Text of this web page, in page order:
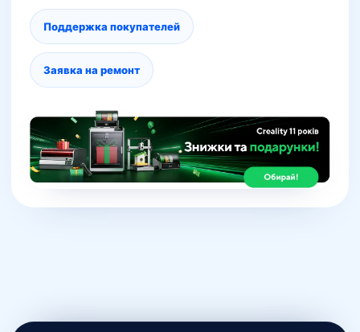
Поддержка покупателей
Заявка на ремонт